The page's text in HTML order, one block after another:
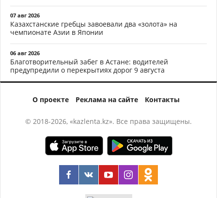
07 авг 2026
Казахстанские гребцы завоевали два «золота» на
чемпионате Азии в Японии
06 авг 2026
Благотворительный забег в Астане: водителей
предупредили о перекрытиях дорог 9 августа
О проекте Реклама на сайте Контакты
© 2018-2026, «kazlenta.kz». Все права защищены.